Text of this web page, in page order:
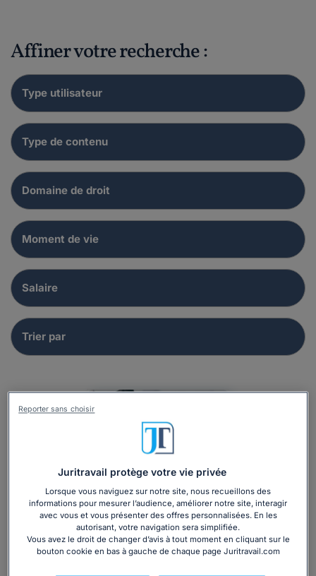
Affiner votre recherche :
Juritravail protège votre vie privée
Lorsque vous naviguez sur notre site, nous recueillons des
informations pour mesurer l’audience, améliorer notre site, interagir
avec vous et vous présenter des offres personnalisées. En les
autorisant, votre navigation sera simplifiée.
Vous avez le droit de changer d’avis à tout moment en cliquant sur le
bouton cookie en bas à gauche de chaque page Juritravail.com
Reporter sans choisir